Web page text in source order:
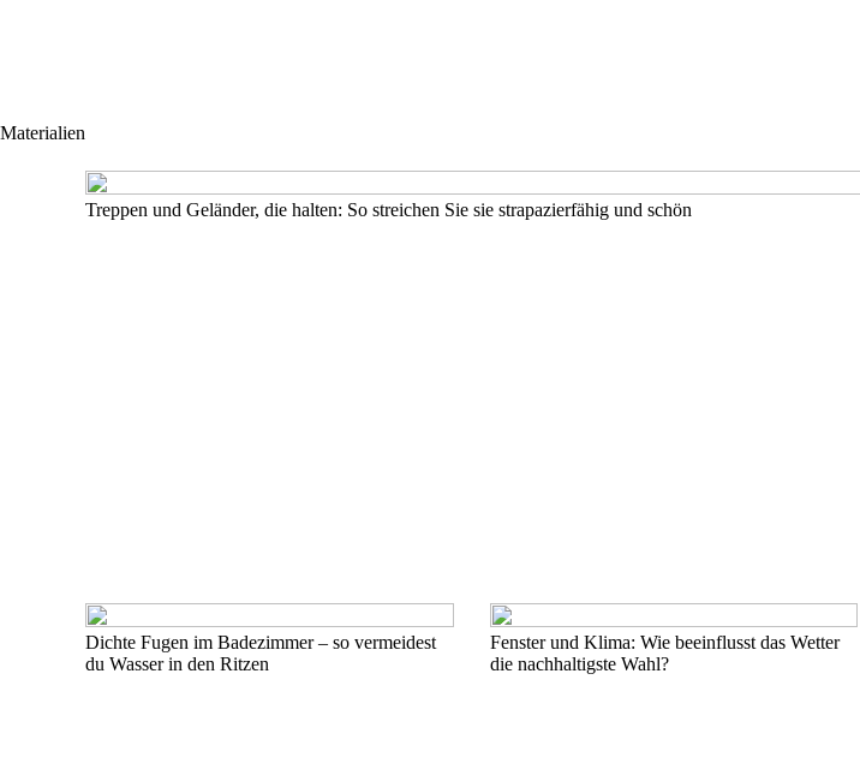
Materialien
Treppen und Geländer, die halten: So streichen Sie sie strapazierfähig und schön
Dichte Fugen im Badezimmer – so vermeidest
du Wasser in den Ritzen
Fenster und Klima: Wie beeinflusst das Wetter
die nachhaltigste Wahl?